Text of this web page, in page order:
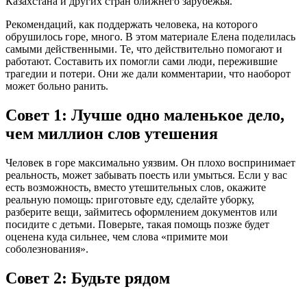
Рекомендаций, как поддержать человека, на которого
обрушилось горе, много. В этом материале Елена поделилась
самыми действенными. Те, что действительно помогают и
работают. Составить их помогли сами люди, пережившие
трагедии и потери. Они же дали комментарии, что наоборот
может больно ранить.
Совет 1: Лучше одно маленькое дело,
чем миллион слов утешения
Человек в горе максимально уязвим. Он плохо воспринимает
реальность, может забывать поесть или умыться. Если у вас
есть возможность, вместо утешительных слов, окажите
реальную помощь: приготовьте еду, сделайте уборку,
разберите вещи, займитесь оформлением документов или
посидите с детьми. Поверьте, такая помощь позже будет
оценена куда сильнее, чем слова «примите мои
соболезнования».
Совет 2: Будьте рядом